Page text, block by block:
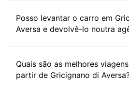
Posso levantar o carro em
Aversa e devolvê-lo noutra
Quais são as melhores
partir de Gricignano di